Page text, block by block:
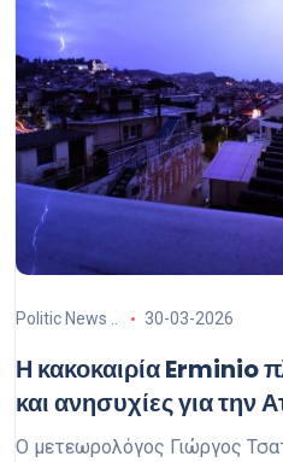
Politic News .. 30-03-2026
Η κακοκαιρία Erminio
και ανησυχίες για την
Ο μετεωρολόγος Γιώργος